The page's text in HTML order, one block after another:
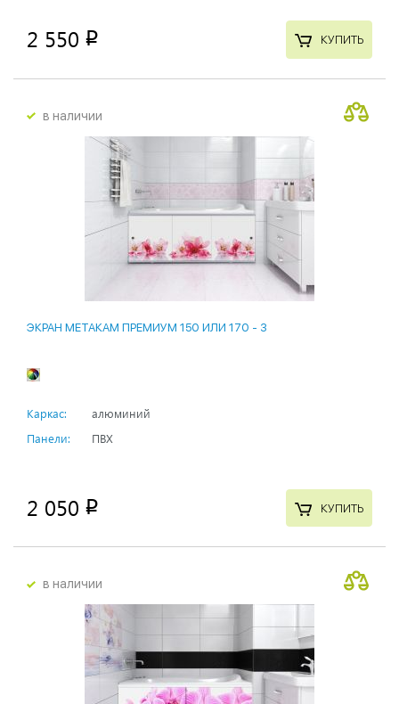
2 550 p КУПИТЬ
в наличии
ЭКРАН МЕТАКАМ ПРЕМИУМ 150 ИЛИ 170 - 3
Каркас:
алюминий
Панели:
ПВХ
2 050 p КУПИТЬ
в наличии